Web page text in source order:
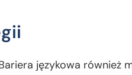
językowa również